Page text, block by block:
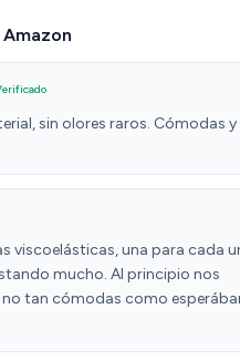
sin olores raros. Cómodas y
viscoelásticas, una para cada
mucho. Al principio nos
tan cómodas como
adaptaron bien y ahora